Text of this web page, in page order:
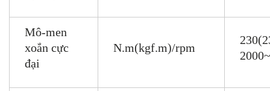
Mô-men
xoắn cực
đại
N.m(kgf.m)/rpm